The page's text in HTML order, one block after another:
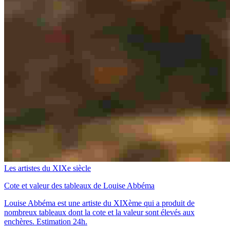
Les artistes du XIXe siècle
Cote et valeur des tableaux de Louise Abbéma
Louise Abbéma est une artiste du XIXème qui a produit de
nombreux tableaux dont la cote et la valeur sont élevés aux
enchères. Estimation 24h.